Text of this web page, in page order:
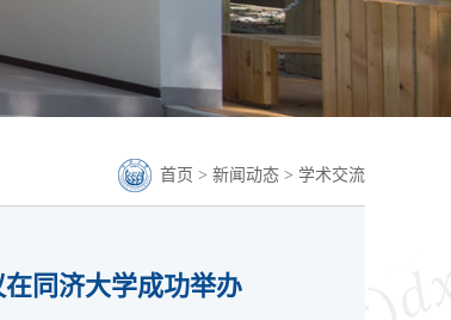
首页 > 新闻动态 > 学术交流
同济大学成功举办